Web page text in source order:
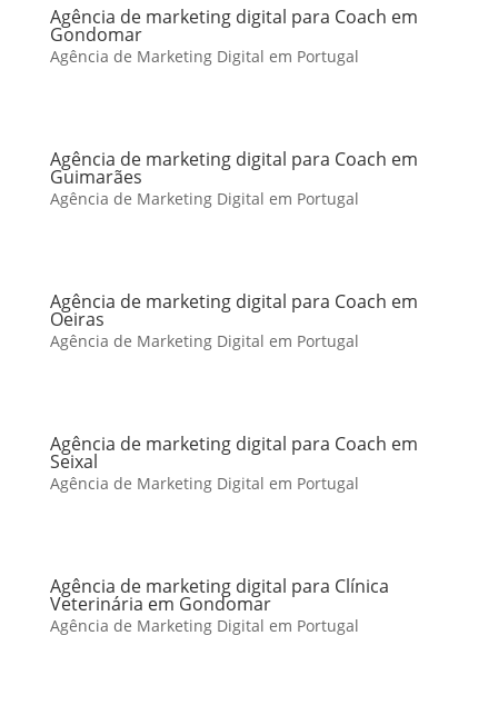
Agência de marketing digital para Coach em
Gondomar
Agência de Marketing Digital em Portugal
Agência de marketing digital para Coach em
Guimarães
Agência de Marketing Digital em Portugal
Agência de marketing digital para Coach em
Oeiras
Agência de Marketing Digital em Portugal
Agência de marketing digital para Coach em
Seixal
Agência de Marketing Digital em Portugal
Agência de marketing digital para Clínica
Veterinária em Gondomar
Agência de Marketing Digital em Portugal